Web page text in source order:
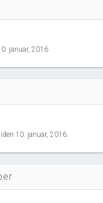
januar, 2016
10. januar, 2016.